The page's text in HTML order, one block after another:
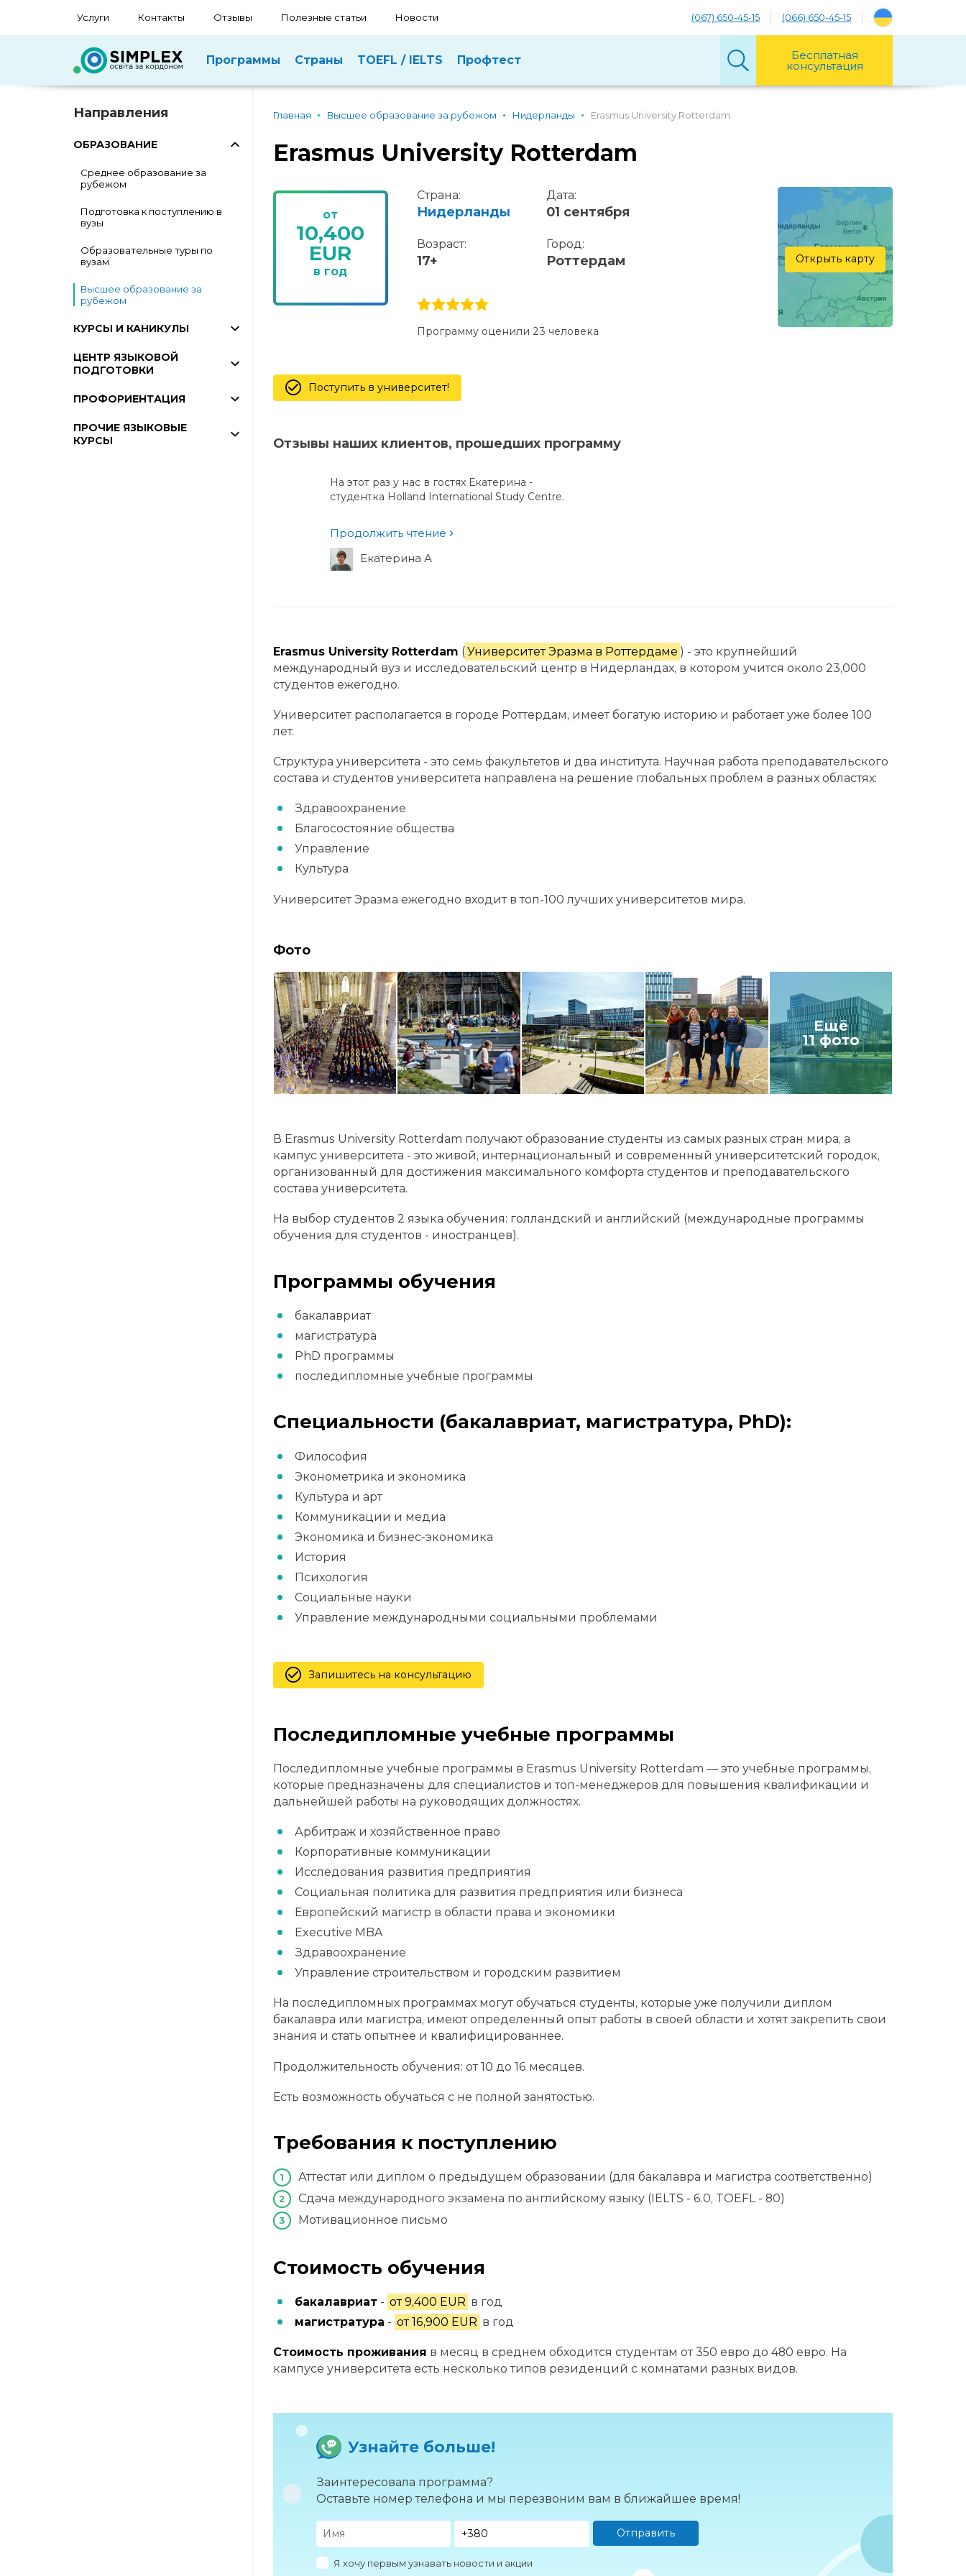
Услуги Контакты Отзывы Полезные статьи Новости (067) 650-45-15 (066) 650-45-15
Программы Страны TOEFL / IELTS Профтест Бесплатная
консультация
Направления
ОБРАЗОВАНИЕ
Среднее образование за
рубежом
Подготовка к поступлению в
вузы
Образовательные туры по
вузам
Высшее образование за
рубежом
КУРСЫ И КАНИКУЛЫ
ЦЕНТР ЯЗЫКОВОЙ
ПОДГОТОВКИ
ПРОФОРИЕНТАЦИЯ
ПРОЧИЕ ЯЗЫКОВЫЕ
КУРСЫ
Главная Высшее образование за рубежом Нидерланды Erasmus University Rotterdam
Erasmus University Rotterdam
от
10,400
EUR
в год
Страна:
Нидерланды
Дата:
01 сентября
Возраст:
17+
Город:
Роттердам
5 stars
4 stars
3 stars
2 stars
1 stars
Программу оценили 23 человекa
Открыть карту
Поступить в университет!
Отзывы наших клиентов, прошедших программу
На этот раз у нас в гостях Екатерина -
студентка Holland International Study Centre.
Продолжить чтение
Екатерина А
Erasmus University Rotterdam (Университет Эразма в Роттердаме ) - это крупнейший
международный вуз и исследовательский центр в Нидерландах, в котором учится около 23,000
студентов ежегодно.
Университет располагается в городе Роттердам, имеет богатую историю и работает уже более 100
лет.
Структура университета - это семь факультетов и два института. Научная работа преподавательского
состава и студентов университета направлена на решение глобальных проблем в разных областях:
Здравоохранение
Благосостояние общества
Управление
Культура
Университет Эразма ежегодно входит в топ-100 лучших университетов мира.
Фото
Ещё
11 фото
В Erasmus University Rotterdam получают образование студенты из самых разных стран мира, а
кампус университета - это живой, интернациональный и современный университетский городок,
организованный для достижения максимального комфорта студентов и преподавательского
состава университета.
На выбор студентов 2 языка обучения: голландский и английский (международные программы
обучения для студентов - иностранцев).
Программы обучения
бакалавриат
магистратура
PhD программы
последипломные учебные программы
Специальности (бакалавриат, магистратура, PhD):
Философия
Эконометрика и экономика
Культура и арт
Коммуникации и медиа
Экономика и бизнес-экономика
История
Психология
Социальные науки
Управление международными социальными проблемами
Запишитесь на консультацию
Последипломные учебные программы
Последипломные учебные программы в Erasmus University Rotterdam — это учебные программы,
которые предназначены для специалистов и топ-менеджеров для повышения квалификации и
дальнейшей работы на руководящих должностях.
Арбитраж и хозяйственное право
Корпоративные коммуникации
Исследования развития предприятия
Социальная политика для развития предприятия или бизнеса
Европейский магистр в области права и экономики
Executive MBA
Здравоохранение
Управление строительством и городским развитием
На последипломных программах могут обучаться студенты, которые уже получили диплом
бакалавра или магистра, имеют определенный опыт работы в своей области и хотят закрепить свои
знания и стать опытнее и квалифицированнее.
Продолжительность обучения: от 10 до 16 месяцев.
Есть возможность обучаться с не полной занятостью.
Требования к поступлению
Аттестат или диплом о предыдущем образовании (для бакалавра и магистра соответственно)
Сдача международного экзамена по английскому языку (IELTS - 6.0, TOEFL - 80)
Мотивационное письмо
Стоимость обучения
бакалавриат- от 9,400 EUR в год
магистратура - от 16,900 EUR в год
Стоимость проживания в месяц в среднем обходится студентам от 350 евро до 480 евро. На
кампусе университета есть несколько типов резиденций с комнатами разных видов.
Узнайте больше!
Заинтересовала программа?
Оставьте номер телефона и мы перезвоним вам в ближайшее время!
Я хочу первым узнавать новости и акции
Отправить